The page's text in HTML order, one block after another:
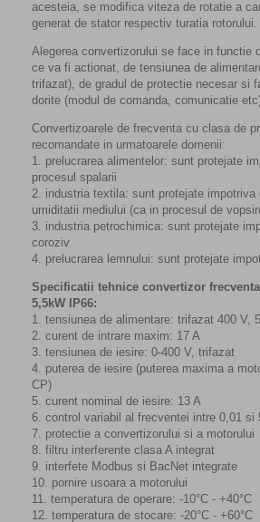
acesteia, se modifica viteza de rotatie a
generat de stator respectiv turatia rotorului.
Alegerea convertizorului se face in functie
ce va fi actionat, de tensiunea de
trifazat), de gradul de protectie necesar si
dorite (modul de comanda, comunicatie
Convertizoarele de frecventa cu clasa de
recomandate in urmatoarele domenii:
1. prelucrarea alimentelor: sunt protejate
procesul spalarii
2. industria textila: sunt protejate impotriva
umiditatii mediului (ca in procesul de
3. industria petrochimica: sunt protejate
coroziv
4. prelucrarea lemnului: sunt protejate
Specificatii tehnice convertizor frecventa
5,5kW IP66:
1. tensiunea de alimentare: trifazat 400 V,
2. curent de intrare maxim: 17 A
3. tensiunea de iesire: 0-400 V, trifazat
4. puterea de iesire (puterea maxima a
CP)
5. curent nominal de iesire: 13 A
6. control variabil al frecventei intre 0,01 si
7. protectie a convertizorului si a motorului
8. filtru interferente clasa A integrat
9. interfete Modbus si BacNet integrate
10. pornire usoara a motorului
11. temperatura de operare: -10°C - +40°C
12. temperatura de stocare: -20°C - +60°C